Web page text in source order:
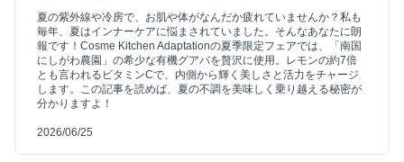
夏の紫外線や冷房で、お肌や体がなんだか疲れていませんか？私も
毎年、夏はインナーケアに悩まされていました。そんなあなたに朗
報です！Cosme Kitchen Adaptationの夏季限定フェアでは、「南国
にしがわ農園」の希少な有機グアバを贅沢に使用。レモンの約7倍
とも言われるビタミンCで、内側から輝く美しさと活力をチャージ
します。この記事を読めば、夏の不調を美味しく乗り越える秘密が
分かりますよ！
2026/06/25